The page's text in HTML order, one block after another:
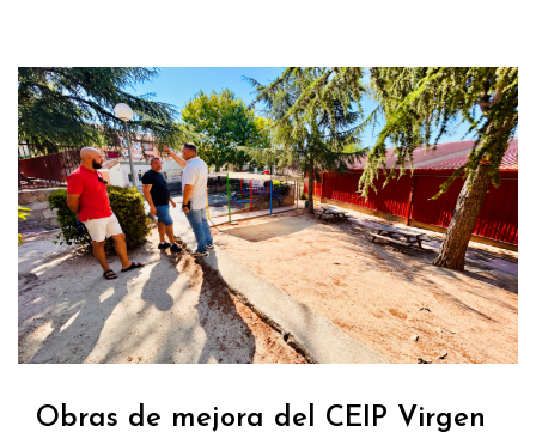
Obras de mejora del CEIP Virgen